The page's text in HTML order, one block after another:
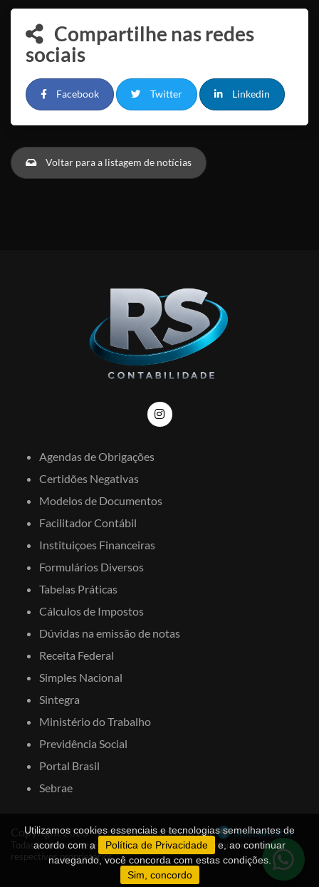
Compartilhe nas redes
sociais
Facebook Twitter Linkedin
Voltar para a listagem de notícias
Agendas de Obrigações
Certidões Negativas
Modelos de Documentos
Facilitador Contábil
Instituiçoes Financeiras
Formulários Diversos
Tabelas Práticas
Cálculos de Impostos
Dúvidas na emissão de notas
Receita Federal
Simples Nacional
Sintegra
Ministério do Trabalho
Previdência Social
Portal Brasil
Sebrae
Copyright 2020 - 2026, Desenvolvido por Sitecontabil
Todas as marcas registradas e direitos autorais pertencem aos seus
respectivos proprietários.
Utilizamos cookies essenciais e tecnologias semelhantes de
acordo com a
Política de Privacidade
e, ao continuar
navegando, você concorda com estas condições.
Sim, concordo